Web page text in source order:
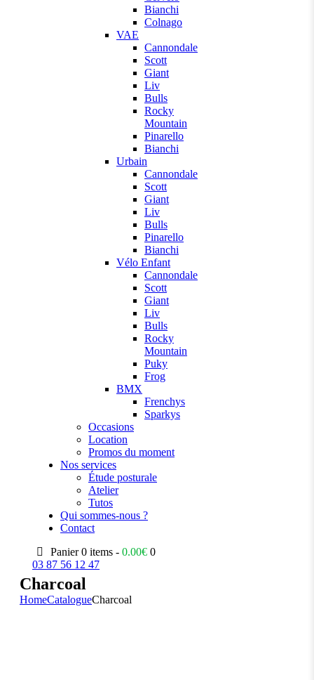
Bianchi
Colnago
VAE
Cannondale
Scott
Giant
Liv
Bulls
Rocky
Mountain
Pinarello
Bianchi
Urbain
Cannondale
Scott
Giant
Liv
Bulls
Pinarello
Bianchi
Vélo Enfant
Cannondale
Scott
Giant
Liv
Bulls
Rocky
Mountain
Puky
Frog
BMX
Frenchys
Sparkys
Occasions
Location
Promos du moment
Nos services
Étude posturale
Atelier
Tutos
Qui sommes-nous ?
Contact
Panier 0 items -0.00€ 0
03 87 56 12 47
Charcoal
HomeCatalogueCharcoal